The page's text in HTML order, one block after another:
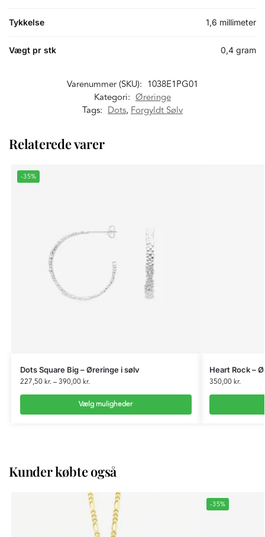
Tykkelse 1,6 millimeter
Vægt pr stk 0,4 gram
Varenummer (SKU): 1038E1PG01
Kategori: Øreringe
Tags: Dots, Forgyldt Sølv
Relaterede varer
-35%
Dots Square Big – Øreringe i sølv
227,50kr.–390,00kr.
Vælg muligheder
Heart Rock –
350,00kr.
Kunder købte også
-35%